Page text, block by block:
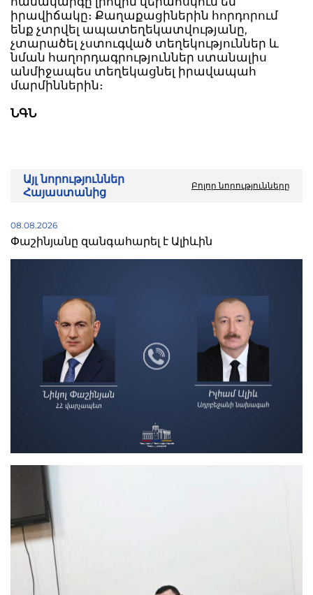
իրավիճակը։ Քաղաքացիներին հորդորում
ենք չտրվել ապատեղեկատվությանը,
չտարածել չստուգված տեղեկություններ և
նման հաղորդագրություններ ստանալիս
անմիջապես տեղեկացնել իրավապահ
մարմիններին։
ՆԳՆ
Այլ նորություններ
Հայաստանից
Բոլոր նորությունները
08.08.2026
Փաշինյանը զանգահարել է Ալիևին